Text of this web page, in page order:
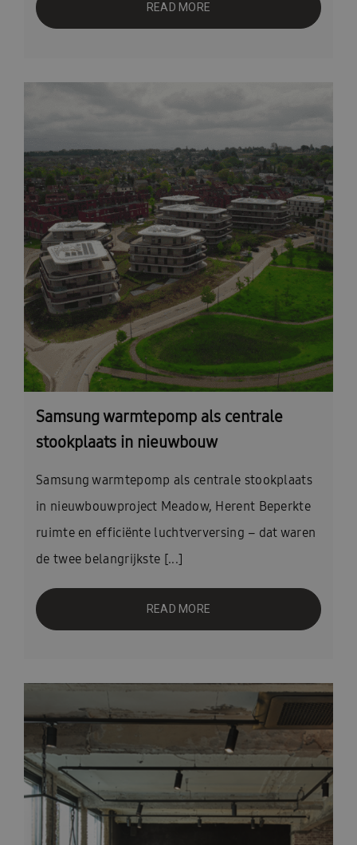
READ MORE
Samsung warmtepomp als centrale
stookplaats in nieuwbouw
Samsung warmtepomp als centrale stookplaats
in nieuwbouwproject Meadow, Herent Beperkte
ruimte en efficiënte luchtverversing – dat waren
de twee belangrijkste [...]
READ MORE